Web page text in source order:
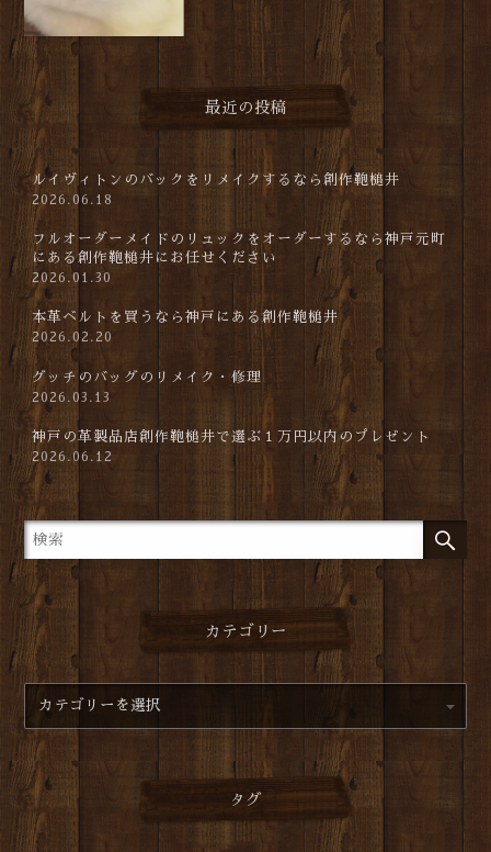
最近の投稿
ルイヴィトンのバックをリメイクするなら創作鞄槌井
2026.06.18
フルオーダーメイドのリュックをオーダーするなら神戸元町
にある創作鞄槌井にお任せください
2026.01.30
本革ベルトを買うなら神戸にある創作鞄槌井
2026.02.20
グッチのバッグのリメイク・修理
2026.03.13
神戸の革製品店創作鞄槌井で選ぶ１万円以内のプレゼント
2026.06.12
カテゴリー
タグ